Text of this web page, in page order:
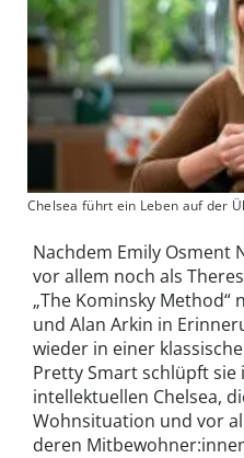
Chelsea führt ein Leben auf der
Nachdem Emily Osment
vor allem noch als
„The Kominsky Method“
und Alan Arkin in
wieder in einer
Pretty Smart schlüpft sie
intellektuellen Chelsea,
Wohnsituation und vor
deren